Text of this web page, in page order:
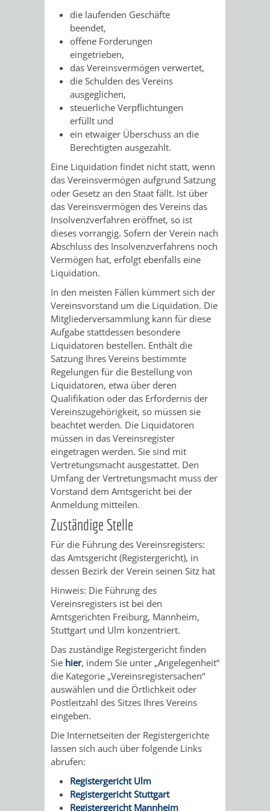
HILFE
MENSCHEN
MIT
BEHINDERUNG
MENSCHEN
MIT
DEMENZ
MIGRANTEN
FLÜCHTLINGE
BAUHERREN
BAUHERRENBERATUNG
GRUNDSTÜCKSWERTERMITTLUNG
DENKMALSCHUTZ
AUFGABEN
DER
UNTEREN
DENKMALSCHUTZBEHÖRDE
STEUERVORTEILE
SATZUNGEN
BEREICH
DENKMALSCHUTZ
GENEHMIGUNGSVERFAHREN
TAG
DES
OFFENEN
DENKMALS
VERKAUF
STÄDTISCHER
BAUPLÄTZE
VERKAUF
STÄDTISCHER
HÄUSER
/
LIEGENSCHAFTEN
ABWASSERBESEITIGUNG
ERSCHLIESSUNGSBEITRAG
ANTRAGSVERFAHREN
VERMIETE
DOCH
AN
DEINE
STADT
WIEDERVERMIETUNGSPRÄMIE
TAGESORDNUNG
SITZUNGSUNTERLAGEN
RATHAUS
BÜRGERMEISTER
DEZERNATE
ÄMTER
AMT
FÜR
DENKMALSCHUTZ
FÜR
AMT
GEBÄUDEBETRIEB
KULTUR,
AMT
SOZIALE
die laufenden Geschäfte
beendet,
offene Forderungen
eingetrieben,
das Vereinsvermögen verwertet,
die Schulden des Vereins
ausgeglichen,
steuerliche Verpflichtungen
erfüllt und
ein etwaiger Überschuss an die
Berechtigten ausgezahlt.
Eine Liquidation findet nicht statt, wenn
das Vereinsvermögen aufgrund Satzung
oder Gesetz an den Staat fällt. Ist über
das Vereinsvermögen des Vereins das
Insolvenzverfahren eröffnet, so ist
dieses vorrangig. Sofern der Verein nach
Abschluss des Insolvenzverfahrens noch
Vermögen hat, erfolgt ebenfalls eine
Liquidation.
In den meisten Fällen kümmert sich der
Vereinsvorstand um die Liquidation. Die
Mitgliederversammlung kann für diese
Aufgabe stattdessen besondere
Liquidatoren bestellen. Enthält die
Satzung Ihres Vereins bestimmte
Regelungen für die Bestellung von
Liquidatoren, etwa über deren
Qualifikation oder das Erfordernis der
Vereinszugehörigkeit, so müssen sie
beachtet werden. Die Liquidatoren
müssen in das Vereinsregister
eingetragen werden. Sie sind mit
Vertretungsmacht ausgestattet. Den
Umfang der Vertretungsmacht muss der
Vorstand dem Amtsgericht bei der
Anmeldung mitteilen.
Zuständige Stelle
Für die Führung des Vereinsregisters:
das Amtsgericht (Registergericht), in
dessen Bezirk der Verein seinen Sitz hat
Hinweis: Die Führung des
Vereinsregisters ist bei den
Amtsgerichten Freiburg, Mannheim,
Stuttgart und Ulm konzentriert.
Das zuständige Registergericht finden
Sie hier, indem Sie unter „Angelegenheit“
die Kategorie „Vereinsregistersachen“
auswählen und die Örtlichkeit oder
Postleitzahl des Sitzes Ihres Vereins
eingeben.
Die Internetseiten der Registergerichte
lassen sich auch über folgende Links
abrufen:
Registergericht Ulm
Registergericht Stuttgart
Registergericht Mannheim